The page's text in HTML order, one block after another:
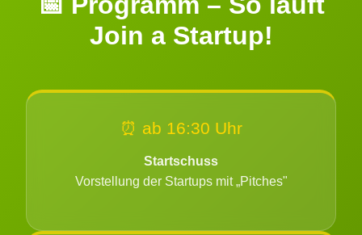
Join a Startup!
⏰ ab 16:30 Uhr
Startschuss
Vorstellung der Startups mit „Pitches"